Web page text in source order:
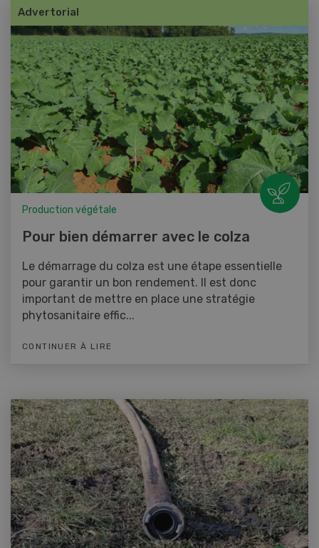
Advertorial
Production végétale
Pour bien démarrer avec le colza
Le démarrage du colza est une étape essentielle
pour garantir un bon rendement. Il est donc
important de mettre en place une stratégie
phytosanitaire effic...
CONTINUER À LIRE